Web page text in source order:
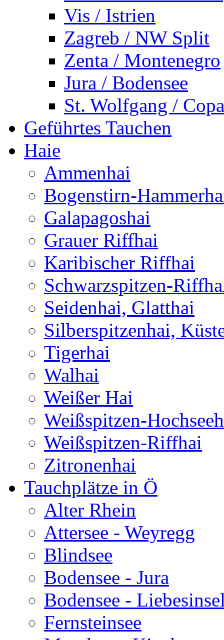
Vis / Istrien
Zagreb / NW Split
Zenta / Montenegro
Jura / Bodensee
St. Wolfgang /
Geführtes Tauchen
Haie
Ammenhai
Bogenstirn-
Galapagoshai
Grauer Riffhai
Karibischer Riffhai
Schwarzspitzen-
Seidenhai, Glatthai
Silberspitzenhai,
Tigerhai
Walhai
Weißer Hai
Weißspitzen-
Weißspitzen-Riffhai
Zitronenhai
Tauchplätze in Ö
Alter Rhein
Attersee - Weyregg
Blindsee
Bodensee - Jura
Bodensee -
Fernsteinsee